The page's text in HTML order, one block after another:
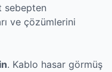
sebepten
ve çözümlerini
. Kablo hasar görmüş